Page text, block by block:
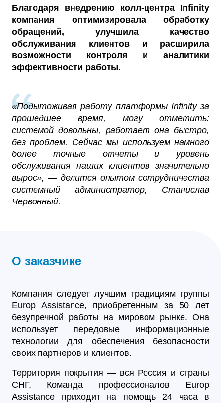
Благодаря внедрению колл-центра Infinity
компания оптимизировала обработку
обращений, улучшила качество
обслуживания клиентов и расширила
возможности контроля и аналитики
эффективности работы.
«Подытоживая работу платформы Infinity за
прошедшее время, могу отметить:
системой довольны, работает она быстро,
без проблем. Сейчас мы используем намного
более точные отчеты и уровень
обслуживания наших клиентов значительно
вырос», — делится опытом сотрудничества
системный администратор, Станислав
Червонный.
О заказчике
Компания следует лучшим традициям группы
Europ Assistance, приобретенным за 50 лет
безупречной работы на мировом рынке. Она
использует передовые информационные
технологии для обеспечения безопасности
своих партнеров и клиентов.
Территория покрытия — вся Россия и страны
СНГ. Команда профессионалов Europ
Assistance приходит на помощь 24 часа в